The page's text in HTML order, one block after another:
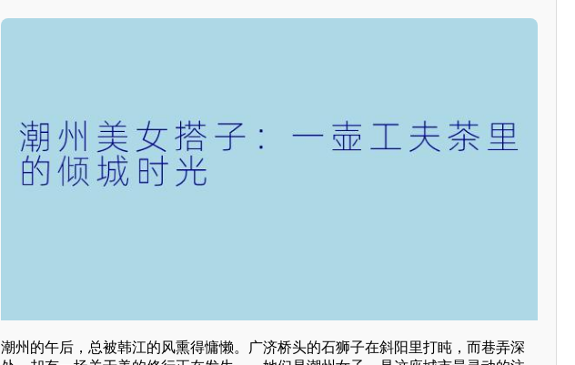
潮州的午后，总被韩江的风熏得慵懒。广济桥头的石狮子在斜阳里打盹，而巷弄深